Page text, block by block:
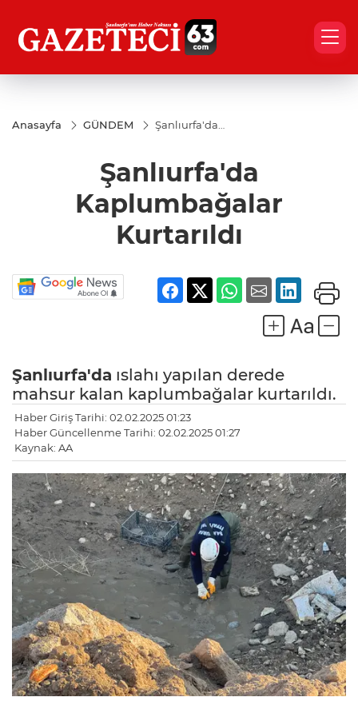
Anasayfa GÜNDEM
Şanlıurfa'da
Şanlıurfa'da
Kaplumbağalar
Kurtarıldı
Şanlıurfa'da ıslahı yapılan derede
mahsur kalan kaplumbağalar kurtarıldı.
Haber Giriş Tarihi: 02.02.2025 01:23
Haber Güncellenme Tarihi: 02.02.2025 01:27
Kaynak: AA